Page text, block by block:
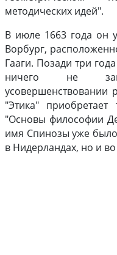
методических идей".
В июле 1663 года он
Ворбург,
Гааги. Позади три
ничего не
усовершенствовании
"Этика" приобретает
"Основы философии
имя Спинозы уже было
в Нидерландах, но и